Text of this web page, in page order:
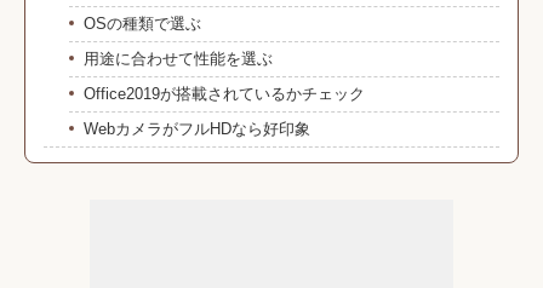
OSの種類で選ぶ
用途に合わせて性能を選ぶ
Office2019が搭載されているかチェック
WebカメラがフルHDなら好印象
一体型パソコンのおすすめ8選